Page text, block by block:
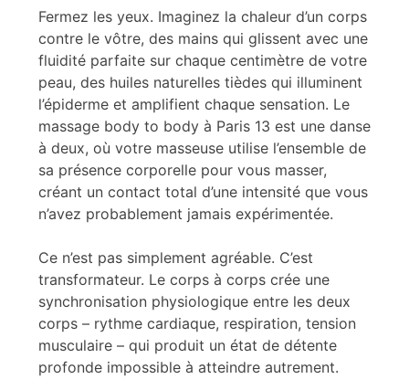
Fermez les yeux. Imaginez la chaleur d’un corps
contre le vôtre, des mains qui glissent avec une
fluidité parfaite sur chaque centimètre de votre
peau, des huiles naturelles tièdes qui illuminent
l’épiderme et amplifient chaque sensation. Le
massage body to body à Paris 13 est une danse
à deux, où votre masseuse utilise l’ensemble de
sa présence corporelle pour vous masser,
créant un contact total d’une intensité que vous
n’avez probablement jamais expérimentée.
Ce n’est pas simplement agréable. C’est
transformateur. Le corps à corps crée une
synchronisation physiologique entre les deux
corps – rythme cardiaque, respiration, tension
musculaire – qui produit un état de détente
profonde impossible à atteindre autrement.